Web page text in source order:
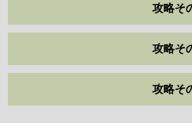
攻略そ
攻略そ
攻略そ